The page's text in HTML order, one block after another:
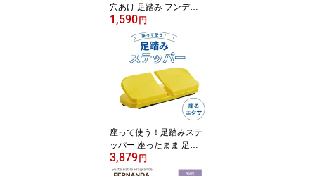
穴あけ 足踏み フンデヌ
ーク
1,590円
座って使う！足踏みステ
ッパー 座ったまま 足踏
み 足ふみ 足ぶみ マシン
器具 健康器具 高齢者 静
3,879円